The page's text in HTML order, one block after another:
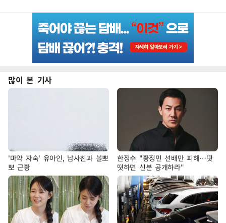
많이 본 기사
'마약 자숙' 유아인, 남사친과 볼뽀
뽀 근황
한정수 "황정민 선배만 피해…떳
떳하면 신분 공개하라"